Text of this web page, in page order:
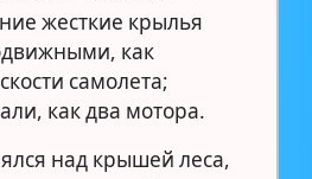
жесткие крылья
как
самолета;
как два мотора.
над крышей леса,